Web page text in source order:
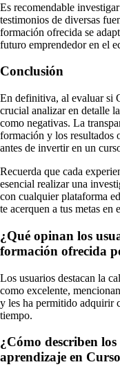
Es recomendable
testimonios de diversas
formación ofrecida se
futuro emprendedor en el
Conclusión
En definitiva, al evaluar si
crucial analizar en detalle
como negativas. La
formación y los resultados
antes de invertir en un
Recuerda que cada
esencial realizar una
con cualquier plataforma
te acerquen a tus metas en
¿Qué opinan los
formación ofrecida
Los usuarios destacan la
como excelente,
y les ha permitido adquirir
tiempo.
¿Cómo describen
aprendizaje en